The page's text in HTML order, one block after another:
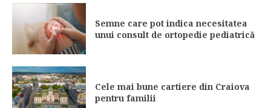
Semne care pot indica necesitatea
unui consult de ortopedie pediatrică
Cele mai bune cartiere din Craiova
pentru familii